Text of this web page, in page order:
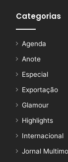
Categorias
Agenda
Anote
Especial
Exportação
Glamour
Highlights
Internacional
Jornal